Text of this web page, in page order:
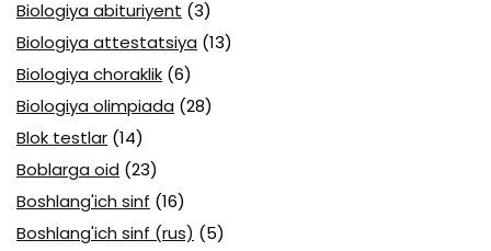
Biologiya abituriyent (3)
Biologiya attestatsiya (13)
Biologiya choraklik (6)
Biologiya olimpiada (28)
Blok testlar (14)
Boblarga oid (23)
Boshlang'ich sinf (16)
Boshlang'ich sinf (rus) (5)